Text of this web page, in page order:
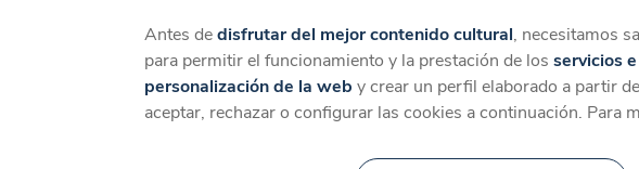
Catálogo Temáticas Categorías
Antes dedisfrutar del mejor contenido cultural, necesitamos
para permitir el funcionamiento y la prestación de los servicios
personalización de la web y crear un perfil elaborado a partir
aceptar, rechazar o configurar las cookies a continuación. Para